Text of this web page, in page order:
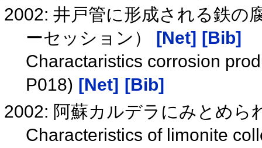
2002: 井戸管に形成される鉄の
ーセッション）
[Net] [Bib]
Charactaristics corrosion
P018) [Net]
[Bib]
2002: 阿蘇カルデラにみとめ
Characteristics of limonite